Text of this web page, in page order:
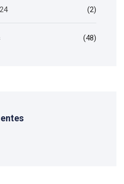
(2)
(48)